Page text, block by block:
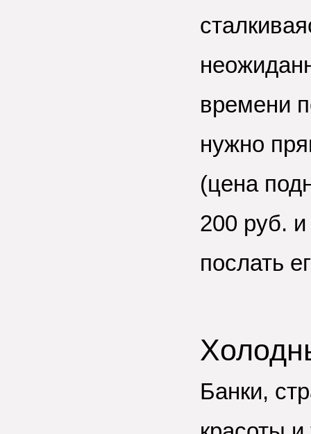
времени
нужно
(цена
200 руб.
послать
Банки,